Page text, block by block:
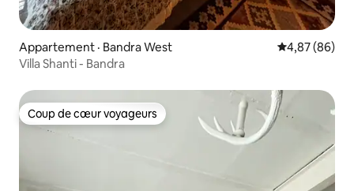
Appartement · Bandra West Note
4,87 (86)
Villa Shanti - Bandra
Coup de cœur voyageurs
Coup de cœur voyageurs